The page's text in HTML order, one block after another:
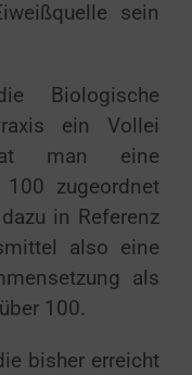
sein
Biologische
ein Vollei
man eine
zugeordnet
in Referenz
also eine
als
100.
bisher erreicht